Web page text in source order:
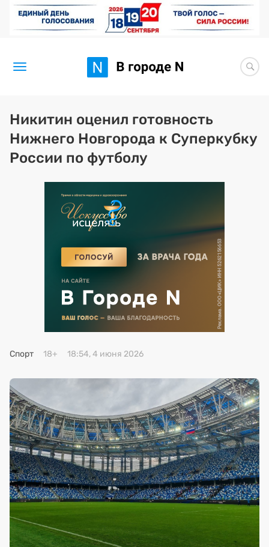
Новости
Статьи
Здоровье
BORЩ
Искусство исцелять
Премия 2025
Эксперты
Никитин оценил готовность
Нижнего Новгорода к Суперкубку
России по футболу
Спорт 18+ 18:54, 4 июня 2026